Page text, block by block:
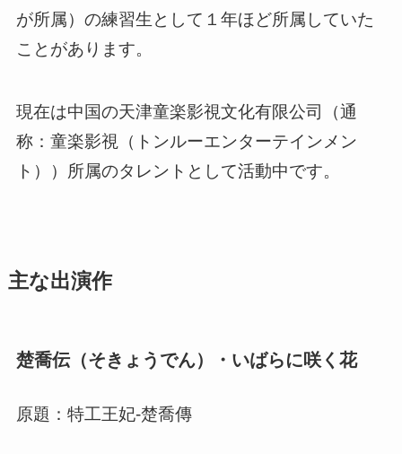
が所属）の練習生として１年ほど所属していた
ことがあります。
現在は中国の天津童楽影視文化有限公司（通
称：童楽影視（トンルーエンターテインメン
ト））所属のタレントとして活動中です。
主な出演作
楚喬伝（そきょうでん）・いばらに咲く花
原題：特工王妃-楚喬傳